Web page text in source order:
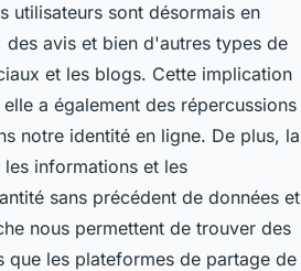
utilisateurs sont désormais en
avis et bien d'autres types de
et les blogs. Cette implication
a également des répercussions
notre identité en ligne. De plus, la
informations et les
sans précédent de données et
nous permettent de trouver des
que les plateformes de partage de